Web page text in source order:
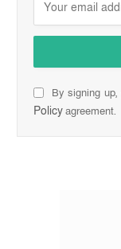
By signing
Policyagreement.